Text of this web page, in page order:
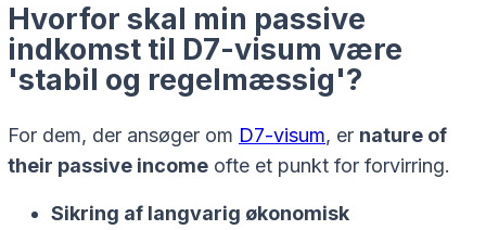
Hvorfor skal min passive
indkomst til D7-visum være
'stabil og regelmæssig'?
For dem, der ansøger om D7-visum, er nature of
their passive income ofte et punkt for forvirring.
Sikring af langvarig økonomisk